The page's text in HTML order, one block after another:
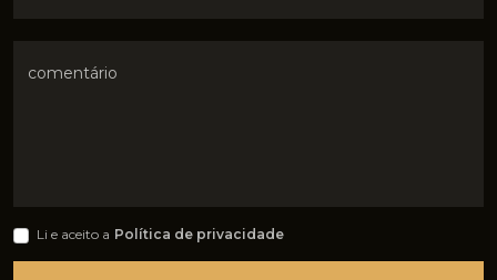
comentário
Li e aceito a Política de privacidade